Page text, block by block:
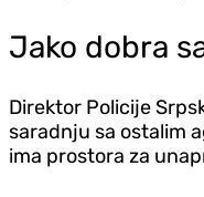
Jako dobra
Direktor Policije
saradnju sa ostalim
ima prostora za